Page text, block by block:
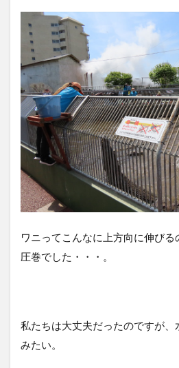
ワニってこんなに上方向に伸びる
圧巻でした・・・。
私たちは大丈夫だったのですが、
みたい。